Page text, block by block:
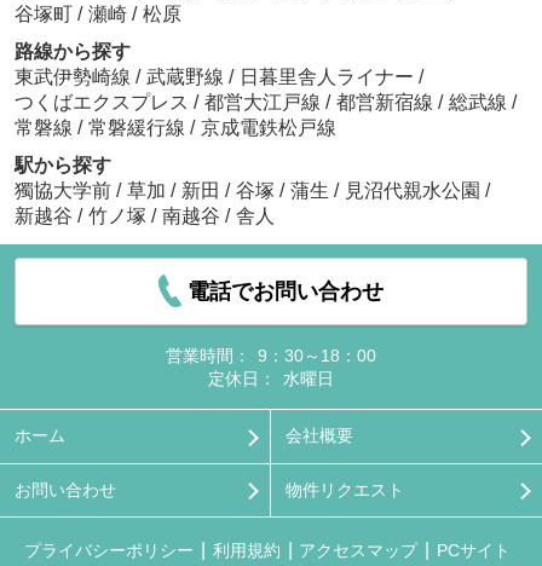
谷塚町 / 瀬崎 / 松原
路線から探す
東武伊勢崎線 / 武蔵野線 / 日暮里舎人ライナー /
つくばエクスプレス / 都営大江戸線 / 都営新宿線 / 総武線 /
常磐線 / 常磐緩行線 / 京成電鉄松戸線
駅から探す
獨協大学前 / 草加 / 新田 / 谷塚 / 蒲生 / 見沼代親水公園 /
新越谷 / 竹ノ塚 / 南越谷 / 舎人
電話でお問い合わせ
営業時間：
9：30～18：00
定休日：
水曜日
ホーム 会社概要
お問い合わせ 物件リクエスト
プライバシーポリシー 利用規約 アクセスマップ PCサイト